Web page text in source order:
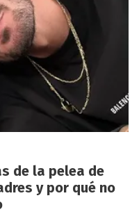
de la pelea de
y por qué no